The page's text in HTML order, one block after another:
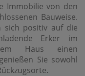
Immobilie von den
Bauweise.
sich positiv auf die
Erker im
Haus einen
Sie sowohl